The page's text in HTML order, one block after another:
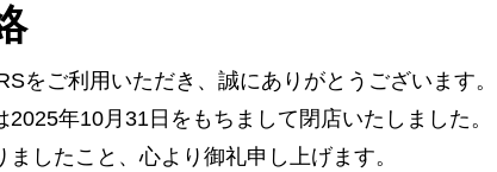
をご利用いただき、誠にありがとうございます。
年10月31日をもちまして閉店いたしました。
したこと、心より御礼申し上げます。